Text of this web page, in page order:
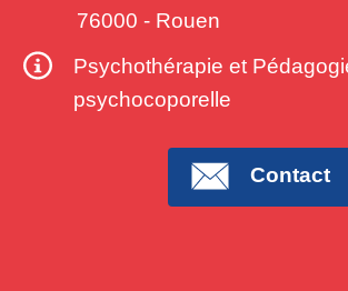
76000 - Rouen
Psychothérapie et
psychocoporelle
Contact